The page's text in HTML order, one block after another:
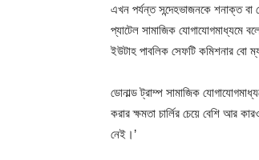
এখন পর্যন্ত সন্দেহভাজনকে শনাক্ত বা
প্যাটেল সামাজিক যোগাযোগমাধ্যমে
ইউটাহ পাবলিক সেফটি কমিশনার
ডোনাল্ড ট্রাম্প সামাজিক
করার ক্ষমতা চার্লির চেয়ে বেশি আর
নেই।’